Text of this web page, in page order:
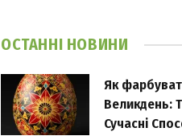
ОСТАННІ НОВИНИ
Як
Великдень:
Сучасні